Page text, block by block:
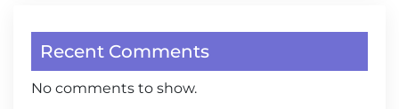
Recent Comments
No comments to show.